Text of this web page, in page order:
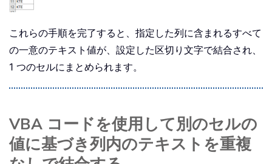
これらの手順を完了すると、指定した列に含まれるすべて
の一意のテキスト値が、設定した区切り文字で結合され、
1 つのセルにまとめられます。
VBA コードを使用して別のセルの
値に基づき列内のテキストを重複